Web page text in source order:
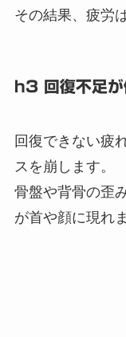
その結果、疲労
h3 回復不足が
回復できない疲
スを崩します。
骨盤や背骨の歪
が首や顔に現れま